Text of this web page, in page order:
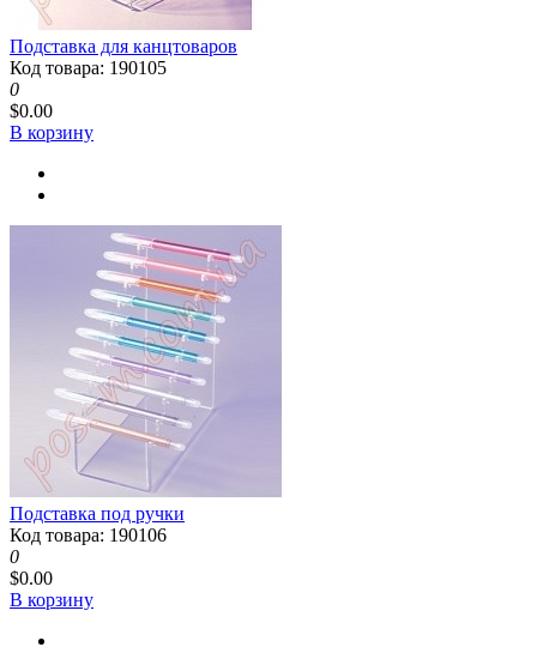
Подставка для канцтоваров
Код товара: 190105
0
$0.00
В корзину
Подставка под ручки
Код товара: 190106
0
$0.00
В корзину